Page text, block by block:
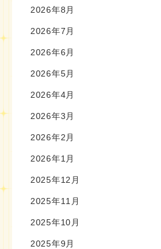
2026年8月
2026年7月
2026年6月
2026年5月
2026年4月
2026年3月
2026年2月
2026年1月
2025年12月
2025年11月
2025年10月
2025年9月